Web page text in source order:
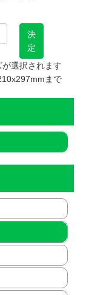
決
定
選択されます
まで